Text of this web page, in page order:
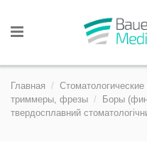
Главная
триммеры, фрезы
Боры
твердосплавний